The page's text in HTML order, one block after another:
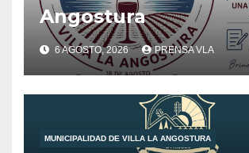
Angostura
6 AGOSTO, 2026 PRENSA VLA
MUNICIPALIDAD DE VILLA LA ANGOSTURA